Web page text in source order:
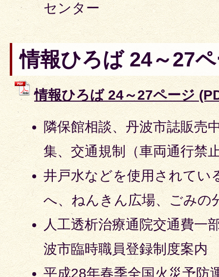
センター
情報ひろば 24～27
情報ひろば 24～27ページ
隣保館相談、丹波市誌販売
集、交通規制（車両通行禁
井戸水などを使用されてい
へ、ねんきん広場、ごみの
人工透析治療通院交通費一
波市臨時職員登録制度案内
平成28年春季全国火災予防